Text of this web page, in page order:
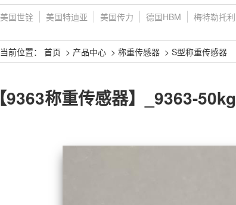
美国世铨 美国特迪亚 美国传力 德国HBM 梅特勒托
当前位置： 首页 > 产品中心 > 称重传感器 > S型称重传感器
【9363称重传感器】_9363-